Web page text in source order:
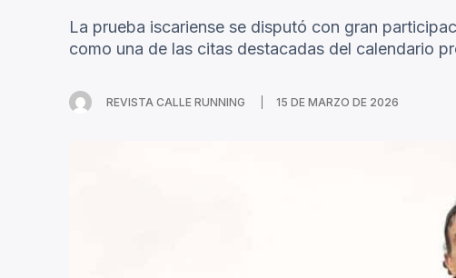
La prueba iscariense se disputó con gran
como una de las citas destacadas del calendario
REVISTA CALLE RUNNING 15 DE MARZO DE 2026